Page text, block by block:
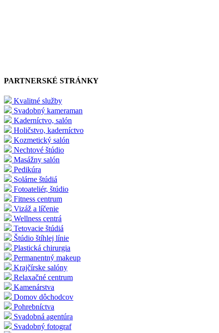
PARTNERSKÉ STRÁNKY
Kvalitné služby
Svadobný kameraman
Kaderníctvo, salón
Holičstvo, kaderníctvo
Kozmetický salón
Nechtové štúdio
Masážny salón
Pedikúra
Solárne štúdiá
Fotoateliér, štúdio
Fitness centrum
Vizáž a líčenie
Wellness centrá
Tetovacie štúdiá
Štúdio štíhlej línie
Plastická chirurgia
Permanentný makeup
Krajčírske salóny
Relaxačné centrum
Kamenárstva
Domov dôchodcov
Pohrebníctva
Svadobná agentúra
Svadobný fotograf